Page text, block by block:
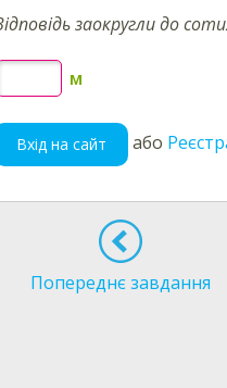
заокругли до
м
Вхід на сайт або
Попереднє завдання